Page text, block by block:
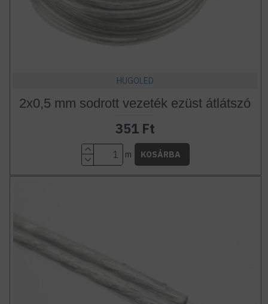
HUGOLED
2x0,5 mm sodrott vezeték ezüst átlátszó
351 Ft
m KOSÁRBA